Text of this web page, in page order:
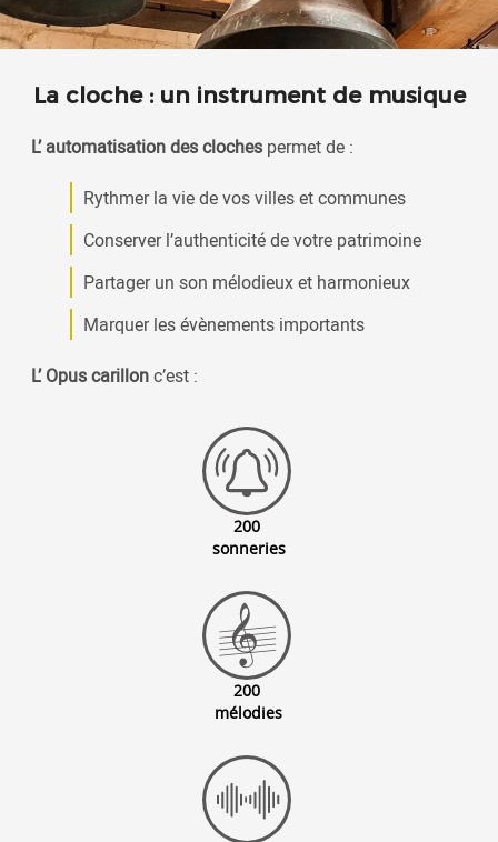
La cloche : un instrument de musique
L’ automatisation des cloches permet de :
Rythmer la vie de vos villes et communes
Conserver l’authenticité de votre patrimoine
Partager un son mélodieux et harmonieux
Marquer les évènements importants
L’ Opus carillonc’est :
200
sonneries
200
mélodies